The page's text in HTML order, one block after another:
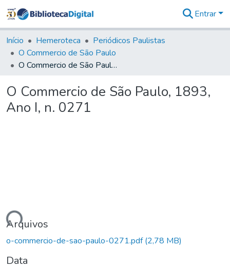
&
Coleções
Tudo na
Biblioteca
Estatísticas
Entrar
Início Hemeroteca
Periódicos Paulistas
O Commercio de São Paulo
O Commercio de São Paulo, 1893, Ano I, n. 0271
O Commercio de São Paulo, 1893,
Ano I, n. 0271
Arquivos
o-commercio-de-sao-paulo-0271.pdf(2,78 MB)
Data